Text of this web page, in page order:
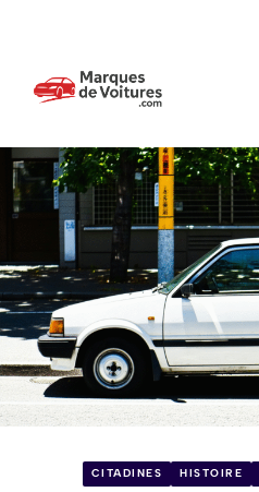
CITADINES HISTOIRE